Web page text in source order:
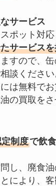
サービス
ポット対応
サービス
すので、
談くださ
は無料でお
の買取を
制度で飲
し、廃食
により、